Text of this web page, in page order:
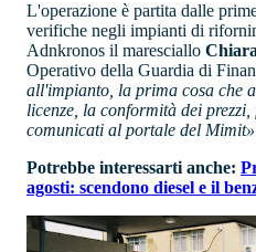
L'operazione è partita dalle
verifiche negli impianti di
Adnkronos il maresciallo
Operativo della Guardia di
all'impianto, la prima cosa che
licenze, la conformità dei
comunicati al portale del Mimit»
Potrebbe interessarti anche:
agosti: scendono diesel e il